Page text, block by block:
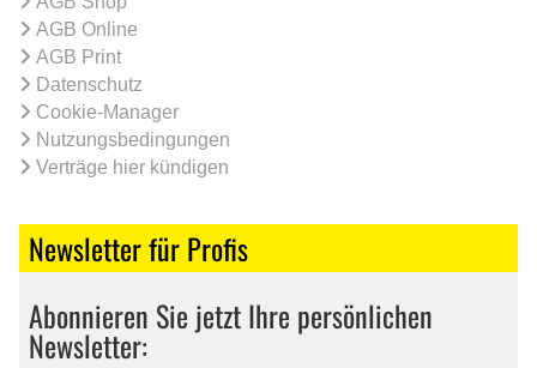
AGB Online
AGB Print
Datenschutz
Cookie-Manager
Nutzungsbedingungen
Verträge hier kündigen
Newsletter für Profis
Abonnieren Sie jetzt Ihre persönlichen
Newsletter: